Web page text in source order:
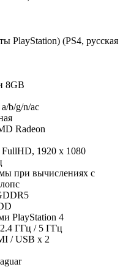
PlayStation) (PS4, русская
8GB
b/g/n/ac
Radeon
FullHD, 1920 x 1080
при вычислениях с
PlayStation 4
2.4 ГГц / 5 ГГц
/ USB x 2